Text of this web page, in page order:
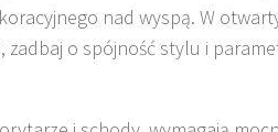
nad wyspą. W
o spójność stylu i